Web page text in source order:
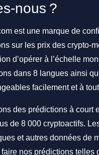
nous ?
est une marque de
sur les prix des crypto-
d’opérer à l’échelle
dans 8 langues ainsi
facilement et à
des prédictions à court
de 8 000 cryptoactifs.
et autres données de
nos prédictions telles